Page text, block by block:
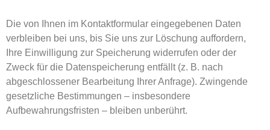
Die von Ihnen im Kontaktformular eingegebenen Daten
verbleiben bei uns, bis Sie uns zur Löschung auffordern,
Ihre Einwilligung zur Speicherung widerrufen oder der
Zweck für die Datenspeicherung entfällt (z. B. nach
abgeschlossener Bearbeitung Ihrer Anfrage). Zwingende
gesetzliche Bestimmungen – insbesondere
Aufbewahrungsfristen – bleiben unberührt.